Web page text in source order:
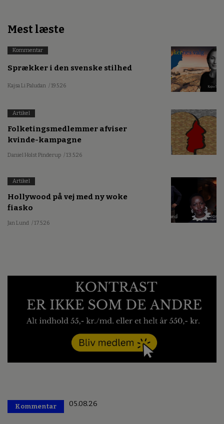
Mest læste
Kommentar
Sprækker i den svenske stilhed
Kajsa Li Paludan / 19.5.26
Artikel
Folketingsmedlemmer afviser
kvinde-kampagne
Daniel Holst Pinderup / 13.5.26
Artikel
Hollywood på vej med ny woke
fiasko
Jan Lund / 17.5.26
Kommentar 05.08.26